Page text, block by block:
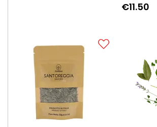
€11.50